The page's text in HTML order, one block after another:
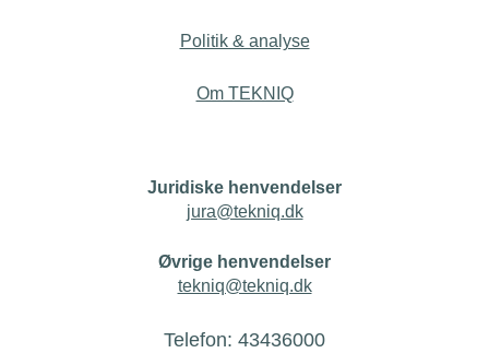
Politik & analyse
Om TEKNIQ
Juridiske henvendelser
jura@tekniq.dk
Øvrige henvendelser
tekniq@tekniq.dk
Telefon: 43436000